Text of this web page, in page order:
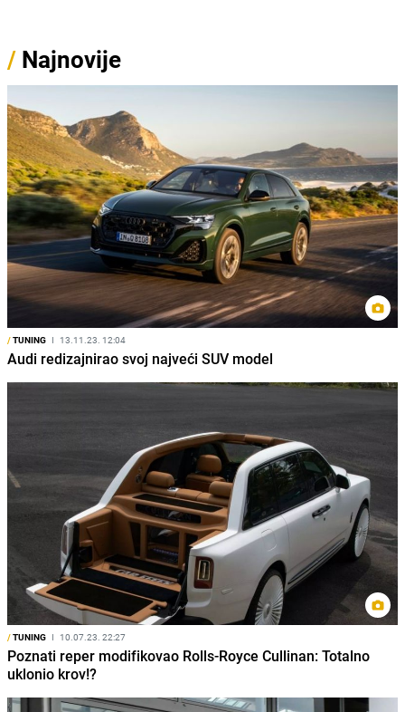
/ Najnovije
/TUNING I 13.11.23. 12:04
Audi redizajnirao svoj najveći SUV model
/TUNING I 10.07.23. 22:27
Poznati reper modifikovao Rolls-Royce Cullinan: Totalno
uklonio krov!?